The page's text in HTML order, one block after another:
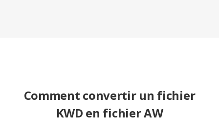
Comment convertir un fichier
KWD en fichier AW